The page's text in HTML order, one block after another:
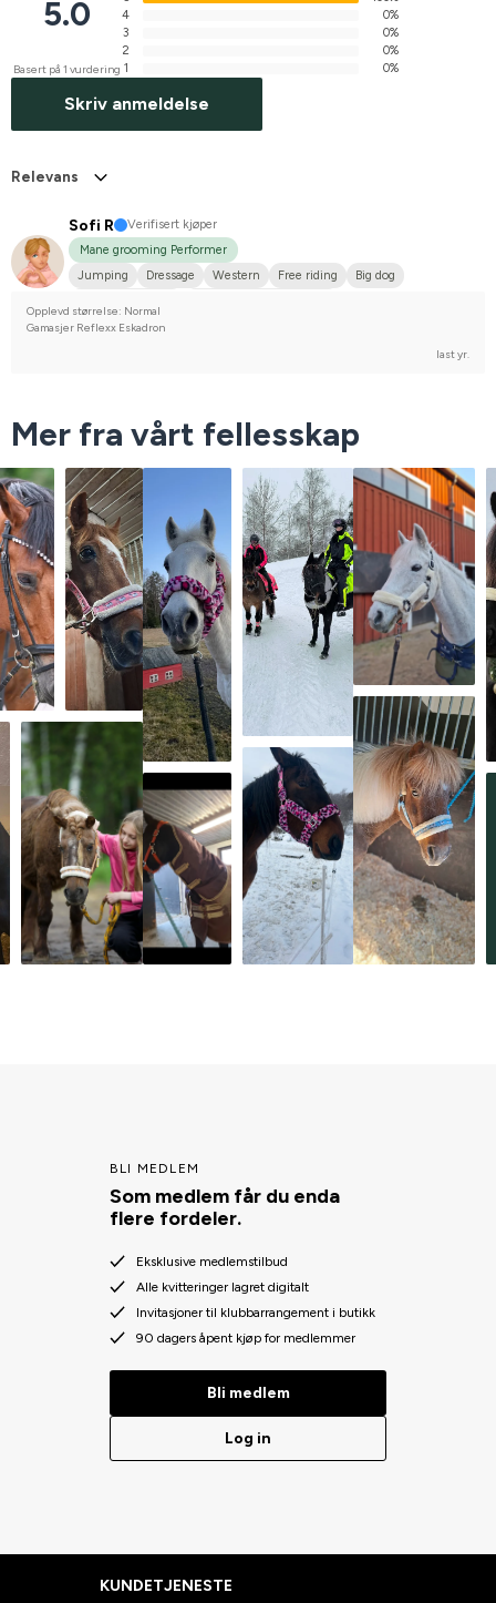
5.0
Basert på 1 vurdering
4
0%
3
0%
2
0%
1
0%
Skriv anmeldelse
Relevans
Sofi R
Verifisert kjøper
Mane grooming Performer
Jumping
Dressage Western Free riding
Big dog
Opplevd størrelse: Normal
Gamasjer Reflexx Eskadron
last yr.
Mer fra vårt fellesskap
BLI MEDLEM
Som medlem får du enda
flere fordeler.
Eksklusive medlemstilbud
Alle kvitteringer lagret digitalt
Invitasjoner til klubbarrangement i butikk
90 dagers åpent kjøp for medlemmer
Bli medlem
Log in
KUNDETJENESTE